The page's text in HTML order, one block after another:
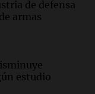
de defensa
armas
estudio